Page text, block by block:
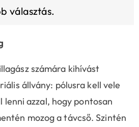
választás.
számára kihívást
állvány: pólusra kell vele
lenni azzal, hogy pontosan
mozog a távcső. Szintén